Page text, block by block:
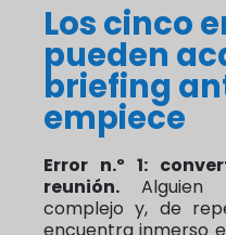
Los cinco
pueden
briefing
empiece
Error n.º 1:
reunión. Alguien
complejo y, de